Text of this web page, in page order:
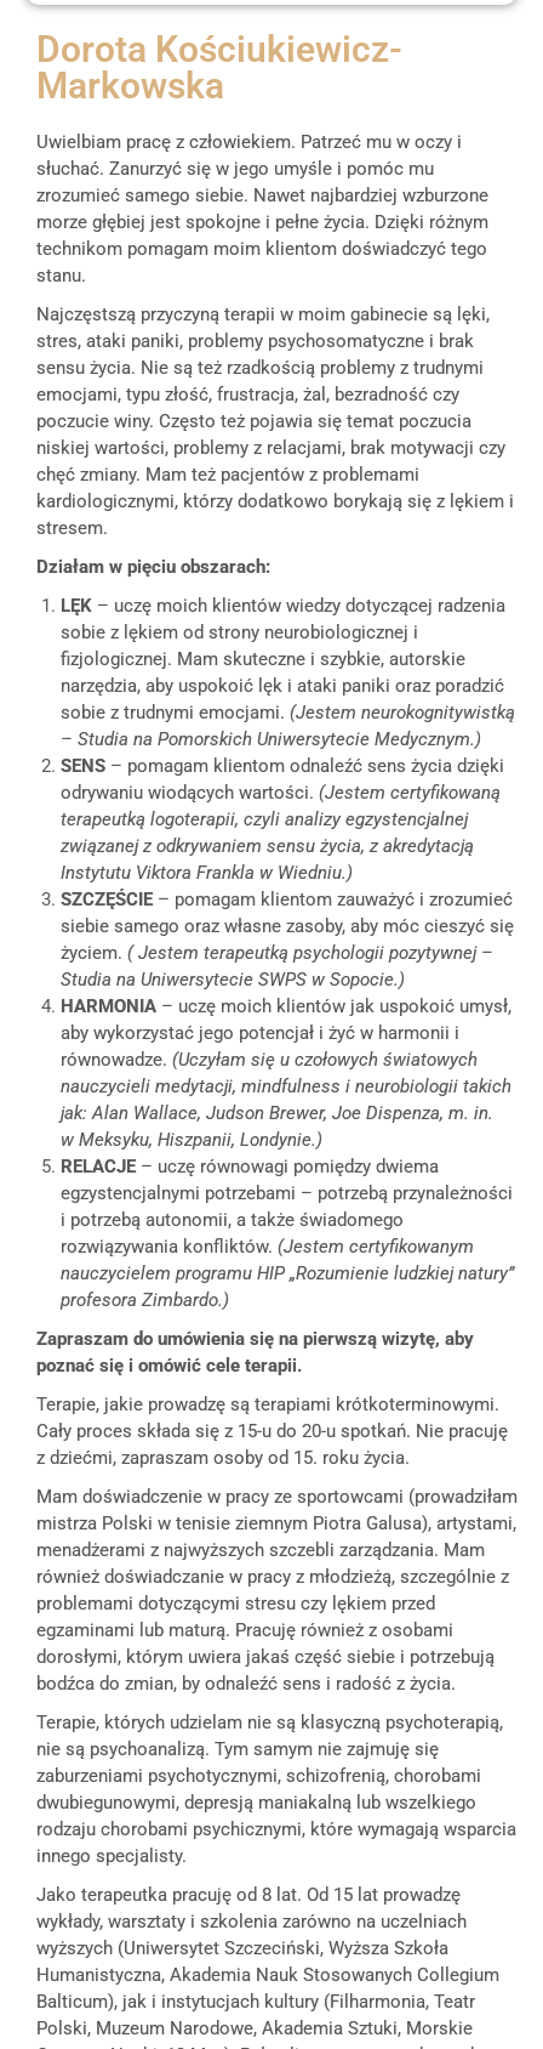
Dorota Kościukiewicz-
Markowska
Uwielbiam pracę z człowiekiem. Patrzeć mu w oczy i
słuchać. Zanurzyć się w jego umyśle i pomóc mu
zrozumieć samego siebie. Nawet najbardziej wzburzone
morze głębiej jest spokojne i pełne życia. Dzięki różnym
technikom pomagam moim klientom doświadczyć tego
stanu.
Najczęstszą przyczyną terapii w moim gabinecie są lęki,
stres, ataki paniki, problemy psychosomatyczne i brak
sensu życia. Nie są też rzadkością problemy z trudnymi
emocjami, typu złość, frustracja, żal, bezradność czy
poczucie winy. Często też pojawia się temat poczucia
niskiej wartości, problemy z relacjami, brak motywacji czy
chęć zmiany. Mam też pacjentów z problemami
kardiologicznymi, którzy dodatkowo borykają się z lękiem i
stresem.
Działam w pięciu obszarach:
LĘK – uczę moich klientów wiedzy dotyczącej radzenia
sobie z lękiem od strony neurobiologicznej i
fizjologicznej. Mam skuteczne i szybkie, autorskie
narzędzia, aby uspokoić lęk i ataki paniki oraz poradzić
sobie z trudnymi emocjami. (Jestem neurokognitywistką
– Studia na Pomorskich Uniwersytecie Medycznym.)
SENS – pomagam klientom odnaleźć sens życia dzięki
odrywaniu wiodących wartości. (Jestem certyfikowaną
terapeutką logoterapii, czyli analizy egzystencjalnej
związanej z odkrywaniem sensu życia, z akredytacją
Instytutu Viktora Frankla w Wiedniu.)
SZCZĘŚCIE– pomagam klientom zauważyć i zrozumieć
siebie samego oraz własne zasoby, aby móc cieszyć się
życiem. ( Jestem terapeutką psychologii pozytywnej –
Studia na Uniwersytecie SWPS w Sopocie.)
HARMONIA – uczę moich klientów jak uspokoić umysł,
aby wykorzystać jego potencjał i żyć w harmonii i
równowadze. (Uczyłam się u czołowych światowych
nauczycieli medytacji, mindfulness i neurobiologii takich
jak: Alan Wallace, Judson Brewer, Joe Dispenza, m. in.
w Meksyku, Hiszpanii, Londynie.)
RELACJE– uczę równowagi pomiędzy dwiema
egzystencjalnymi potrzebami – potrzebą przynależności
i potrzebą autonomii, a także świadomego
rozwiązywania konfliktów. (Jestem certyfikowanym
nauczycielem programu HIP „Rozumienie ludzkiej natury”
profesora Zimbardo.)
Zapraszam do umówienia się na pierwszą wizytę, aby
poznać się i omówić cele terapii.
Terapie, jakie prowadzę są terapiami krótkoterminowymi.
Cały proces składa się z 15-u do 20-u spotkań. Nie pracuję
z dziećmi, zapraszam osoby od 15. roku życia.
Mam doświadczenie w pracy ze sportowcami (prowadziłam
mistrza Polski w tenisie ziemnym Piotra Galusa), artystami,
menadżerami z najwyższych szczebli zarządzania. Mam
również doświadczanie w pracy z młodzieżą, szczególnie z
problemami dotyczącymi stresu czy lękiem przed
egzaminami lub maturą. Pracuję również z osobami
dorosłymi, którym uwiera jakaś część siebie i potrzebują
bodźca do zmian, by odnaleźć sens i radość z życia.
Terapie, których udzielam nie są klasyczną psychoterapią,
nie są psychoanalizą. Tym samym nie zajmuję się
zaburzeniami psychotycznymi, schizofrenią, chorobami
dwubiegunowymi, depresją maniakalną lub wszelkiego
rodzaju chorobami psychicznymi, które wymagają wsparcia
innego specjalisty.
Jako terapeutka pracuję od 8 lat. Od 15 lat prowadzę
wykłady, warsztaty i szkolenia zarówno na uczelniach
wyższych (Uniwersytet Szczeciński, Wyższa Szkoła
Humanistyczna, Akademia Nauk Stosowanych Collegium
Balticum), jak i instytucjach kultury (Filharmonia, Teatr
Polski, Muzeum Narodowe, Akademia Sztuki, Morskie